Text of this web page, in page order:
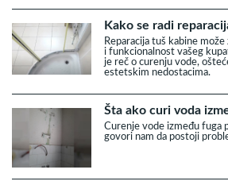
Kako se radi
Reparacija tuš kabine
i funkcionalnost vašeg
je reč o curenju vode,
estetskim nedostacima.
Šta ako curi voda
Curenje vode između fuga
govori nam da postoji